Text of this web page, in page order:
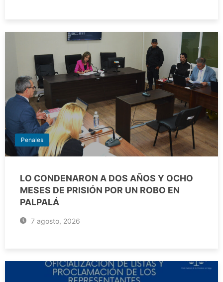
Penales
LO CONDENARON A DOS AÑOS Y OCHO
MESES DE PRISIÓN POR UN ROBO EN
PALPALÁ
7 agosto, 2026